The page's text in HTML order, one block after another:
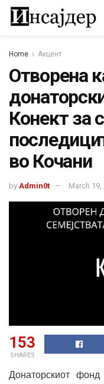
Home Акцент
Отворена
Конект за
во Кочани
by Admin0t March 19,
153
SHARES
Донаторскиот